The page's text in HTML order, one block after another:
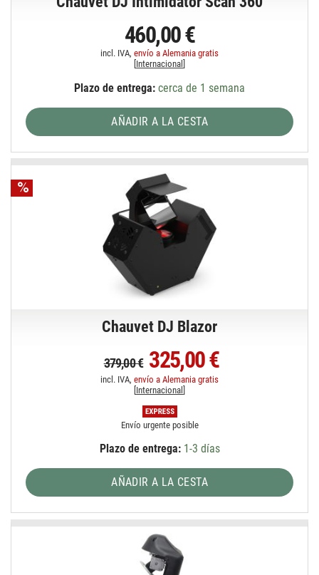
460,00 €
incl. IVA,envío a Alemania gratis
Internacional
Plazo de entrega: cerca de 1 semana
AÑADIR A LA CESTA
Chauvet DJ Blazor
379,00 € 325,00 €
incl. IVA,envío a Alemania gratis
Internacional
Envío urgente posible
Plazo de entrega:1-3 días
AÑADIR A LA CESTA